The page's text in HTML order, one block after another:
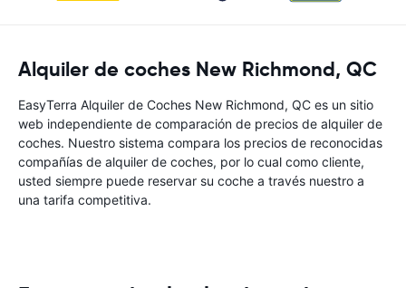
Alquiler de coches New Richmond, QC
EasyTerra Alquiler de Coches New Richmond, QC es un sitio
web independiente de comparación de precios de alquiler de
coches. Nuestro sistema compara los precios de reconocidas
compañías de alquiler de coches, por lo cual como cliente,
usted siempre puede reservar su coche a través nuestro a
una tarifa competitiva.